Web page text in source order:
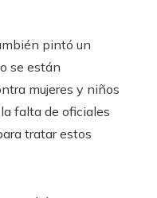
pintó un
se están
mujeres y niños
falta de oficiales
tratar estos